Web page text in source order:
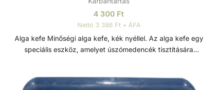
4 300 Ft
Nettó 3 386 Ft + ÁFA
Alga kefe Minőségi alga kefe, kék nyéllel. Az alga kefe egy
speciális eszköz, amelyet úszómedencék tisztítására
környezetben könnyen elszaporodhatnak, és